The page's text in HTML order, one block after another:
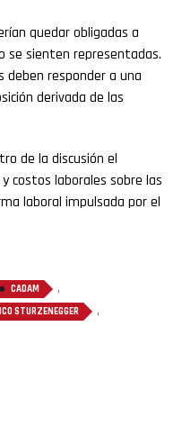
quedar obligadas a
se sienten representadas.
responder a una
derivada de las
de la discusión el
costos laborales sobre las
laboral impulsada por el
CADAM ,
STURZENEGGER ,